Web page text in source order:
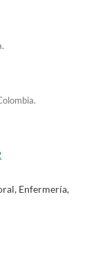
Enfermería,